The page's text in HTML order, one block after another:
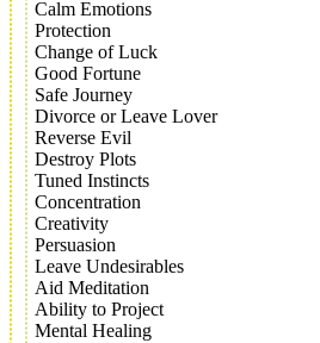
Calm Emotions
Protection
Change of Luck
Good Fortune
Safe Journey
Divorce or Leave Lover
Reverse Evil
Destroy Plots
Tuned Instincts
Concentration
Creativity
Persuasion
Leave Undesirables
Aid Meditation
Ability to Project
Mental Healing